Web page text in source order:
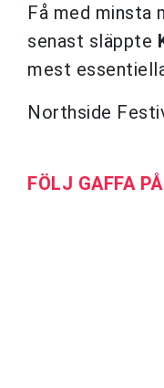
Få med minsta
senast släppte
mest
Northside
FÖLJ GAFFA